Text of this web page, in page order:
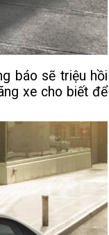
báo sẽ triệu hồi
xe cho biết để